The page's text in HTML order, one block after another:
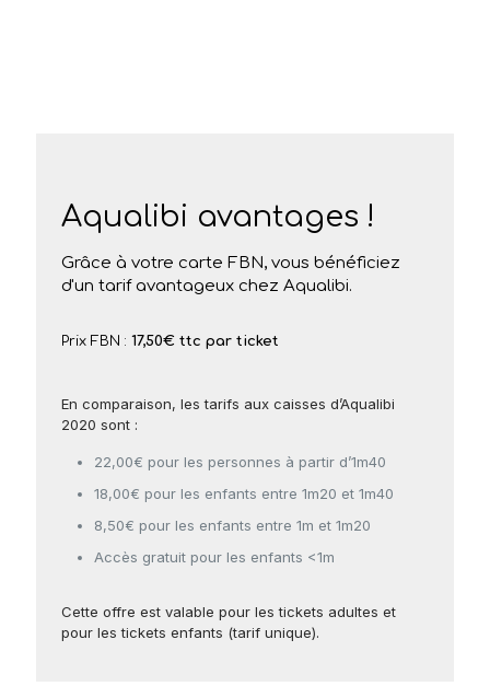
Aqualibi avantages !
Grâce à votre carte FBN, vous bénéficiez
d'un tarif avantageux chez Aqualibi.
Prix FBN : 17,50€ ttc par ticket
En comparaison, les tarifs aux caisses d’Aqualibi
2020 sont :
22,00€ pour les personnes à partir d’1m40
18,00€ pour les enfants entre 1m20 et 1m40
8,50€ pour les enfants entre 1m et 1m20
Accès gratuit pour les enfants <1m
Cette offre est valable pour les tickets adultes et
pour les tickets enfants (tarif unique).